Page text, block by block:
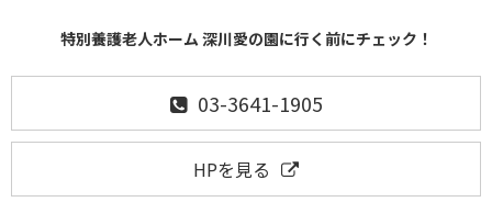
特別養護老人ホーム 深川愛の園に行く前にチェック！
03-3641-1905
HPを見る